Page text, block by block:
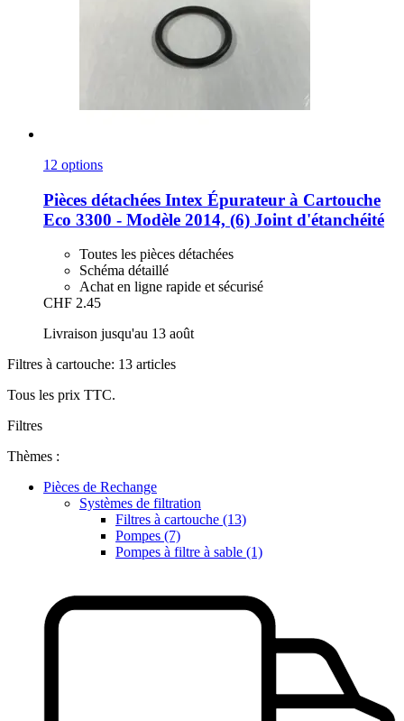
12 options
Pièces détachées Intex Épurateur à Cartouche
Eco 3300 -​ Modèle 2014, (6) Joint d'étanchéité
Toutes les pièces détachées
Schéma détaillé
Achat en ligne rapide et sécurisé
CHF 2.45
Livraison jusqu'au 13 août
Filtres à cartouche: 13 articles
Tous les prix TTC.
Filtres
Thèmes :
Pièces de Rechange
Systèmes de filtration
Filtres à cartouche (13)
Pompes (7)
Pompes à filtre à sable (1)